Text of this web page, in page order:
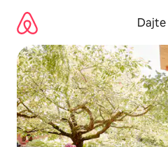
obsah.
Dajte